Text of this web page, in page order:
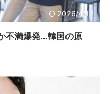
2026/4/12
不満爆発…韓国の原